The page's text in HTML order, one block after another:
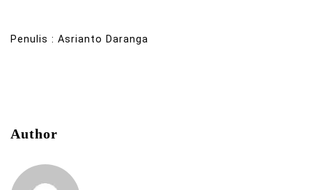
Penulis : Asrianto Daranga
Author